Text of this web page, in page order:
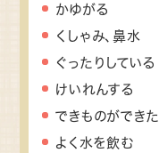
かゆがる
くしゃみ、鼻水
ぐったりしている
けいれんする
できものができた
よく水を飲む